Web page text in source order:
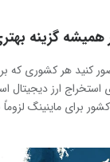
همیشه گزینه
کنید هر کشوری که
استخراج ارز دیجیتال
برای ماینینگ لزوماً